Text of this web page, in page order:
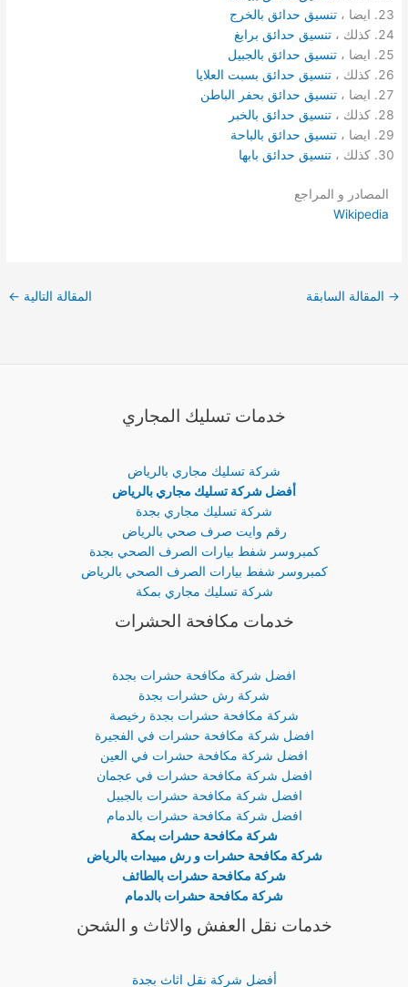
ايضا ،تنسيق حدائق بالخرج
كذلك ،تنسيق حدائق برابغ
ايضا ،تنسيق حدائق بالجبيل
كذلك ،تنسيق حدائق بسبت العلايا
ايضا ، تنسيق حدائق بحفر الباطن
كذلك ،تنسيق حدائق بالخبر
ايضا ،تنسيق حدائق بالباحة
كذلك ،تنسيق حدائق بابها
المصادر و المراجع
Wikipedia
→ المقالة السابقة المقالة التالية ←
خدمات تسليك المجاري
شركة تسليك مجاري بالرياض
أفضل شركة تسليك مجاري بالرياض
شركة تسليك مجاري بجدة
رقم وايت صرف صحي بالرياض
كمبروسر شفط بيارات الصرف الصحي بجدة
كمبروسر شفط بيارات الصرف الصحي بالرياض
شركة تسليك مجاري بمكة
خدمات مكافحة الحشرات
افضل شركة مكافحة حشرات بجدة
شركة رش حشرات بجدة
شركة مكافحة حشرات بجدة رخيصة
افضل شركة مكافحة حشرات في الفجيرة
افضل شركة مكافحة حشرات في العين
افضل شركة مكافحة حشرات في عجمان
افضل شركة مكافحة حشرات بالجبيل
افضل شركة مكافحة حشرات بالدمام
شركة مكافحة حشرات بمكة
شركة مكافحة حشرات و رش مبيدات بالرياض
شركة مكافحة حشرات بالطائف
شركة مكافحة حشرات بالدمام
خدمات نقل العفش والاثاث و الشحن
أفضل شركة نقل اثاث بجدة